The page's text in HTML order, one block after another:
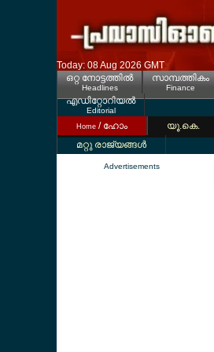
Today: 08 Aug 2026 GMT
ഒറ്റ നോട്ടത്തില്‍
Headlines
സാമ്പത്തികം
Finance
എഡിറ്റോറിയല്‍
Editorial
Home / ഹോം യൂ.കെ.
മറ്റു രാജ്യങ്ങള്‍
Advertisements